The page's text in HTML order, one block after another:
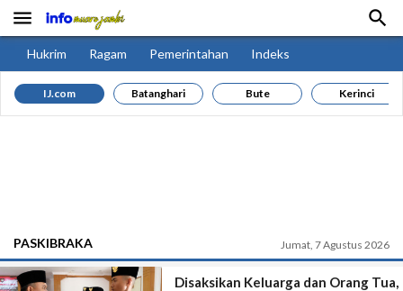
 
Hukrim Ragam Pemerintahan Indeks
IJ.com Batanghari Bute Kerinci
PASKIBRAKA Jumat, 7 Agustus 2026
Disaksikan Keluarga dan Orang Tua,